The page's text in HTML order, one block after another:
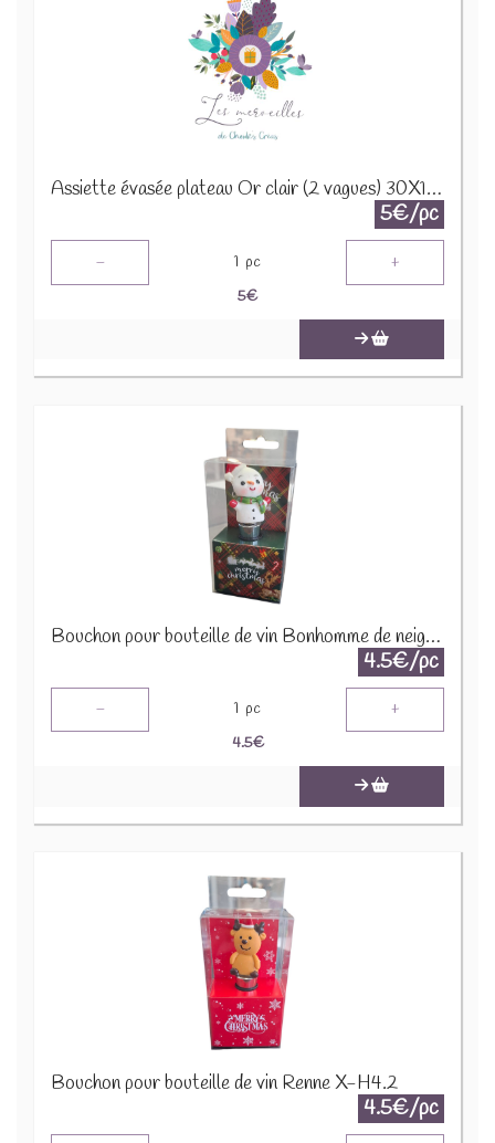
Assiette évasée plateau Or clair (2 vagues) 30X12H5CM 22334
5€/pc
- 1 pc +
5€
Bouchon pour bouteille de vin Bonhomme de neige X-M10.2
4.5€/pc
- 1 pc +
4.5€
Bouchon pour bouteille de vin Renne X-H4.2
4.5€/pc